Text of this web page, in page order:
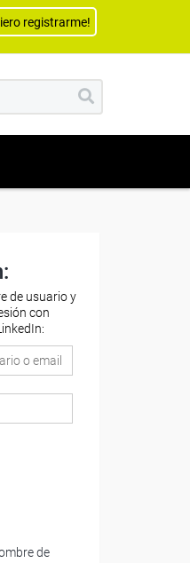
registrarme!
de usuario y
con
de